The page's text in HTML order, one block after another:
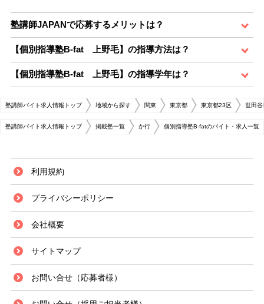
塾講師JAPANで応募するメリットは？
【個別指導塾B-fat 上野毛】の指導方法は？
【個別指導塾B-fat 上野毛】の指導学年は？
塾講師バイト求人情報トップ 地域から探す 関東 東京都 東京都23区 世田谷
塾講師バイト求人情報トップ 掲載塾一覧 か行 個別指導塾B-fatのバイト・求人一覧
利用規約
プライバシーポリシー
会社概要
サイトマップ
お問い合せ（応募者様）